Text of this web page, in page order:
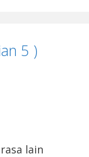
5 )
lain